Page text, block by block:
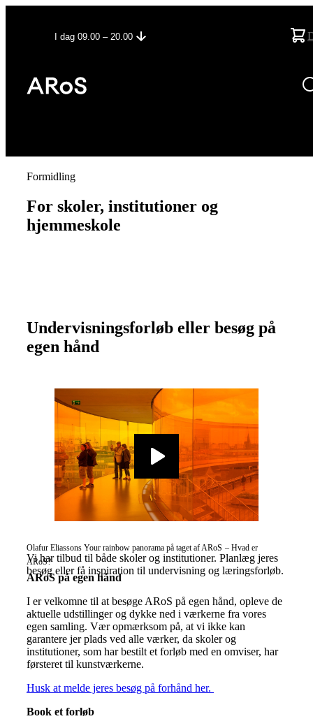
I dag 09.00 – 20.00
Formidling
For skoler, institutioner og
hjemmeskole
Undervisningsforløb eller besøg på
egen hånd
Olafur Eliassons Your rainbow panorama på taget af ARoS – Hvad er
ARoS?
Vi har tilbud til både skoler og institutioner. Planlæg jeres
besøg eller få inspiration til undervisning og læringsforløb.
ARoS på egen hånd
I er velkomne til at besøge ARoS på egen hånd, opleve de
aktuelle udstillinger og dykke ned i værkerne fra vores
egen samling. Vær opmærksom på, at vi ikke kan
garantere jer plads ved alle værker, da skoler og
institutioner, som har bestilt et forløb med en omviser, har
førsteret til kunstværkerne.
Husk at melde jeres besøg på forhånd her.
Book et forløb